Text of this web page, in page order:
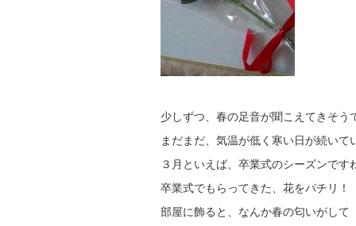
少しずつ、春の足音が聞こえてきそう
まだまだ、気温が低く寒い日が続いて
３月といえば、卒業式のシーズンです
卒業式でもらってきた、花をパチリ！
部屋に飾ると、なんか春の匂いがして